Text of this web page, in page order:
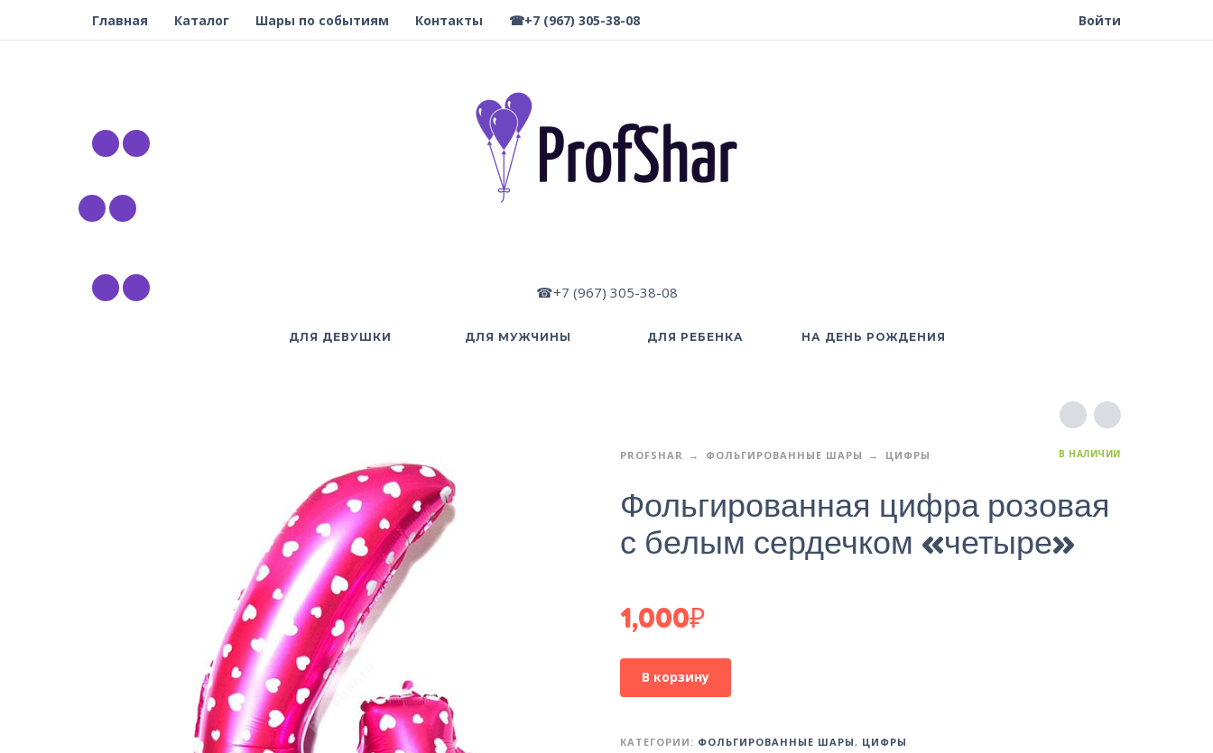
Главная Каталог Шары по событиям Контакты ☎+7 (967) 305-38-08 Войти
☎+7 (967) 305-38-08
ДЛЯ ДЕВУШКИ ДЛЯ МУЖЧИНЫ ДЛЯ РЕБЕНКА НА ДЕНЬ РОЖДЕНИЯ
PROFSHAR ФОЛЬГИРОВАННЫЕ ШАРЫ ЦИФРЫ В НАЛИЧИИ
Фольгированная цифра розовая
с белым сердечком «четыре»
1,000₽
В корзину
КАТЕГОРИИ: ФОЛЬГИРОВАННЫЕ ШАРЫ, ЦИФРЫ